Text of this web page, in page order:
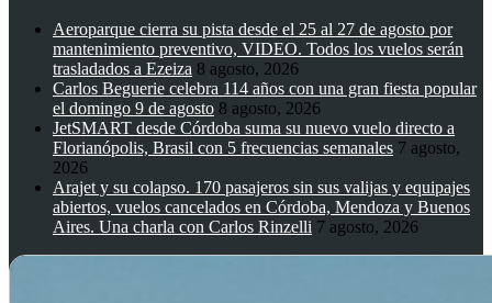
Aeroparque cierra su pista desde el 25 al 27 de agosto por
mantenimiento preventivo, VIDEO. Todos los vuelos serán
trasladados a Ezeiza 8 agosto, 2026
Carlos Beguerie celebra 114 años con una gran fiesta popular
el domingo 9 de agosto 8 agosto, 2026
JetSMART desde Córdoba suma su nuevo vuelo directo a
Florianópolis, Brasil con 5 frecuencias semanales 7 agosto,
2026
Arajet y su colapso. 170 pasajeros sin sus valijas y equipajes
abiertos, vuelos cancelados en Córdoba, Mendoza y Buenos
Aires. Una charla con Carlos Rinzelli 7 agosto, 2026